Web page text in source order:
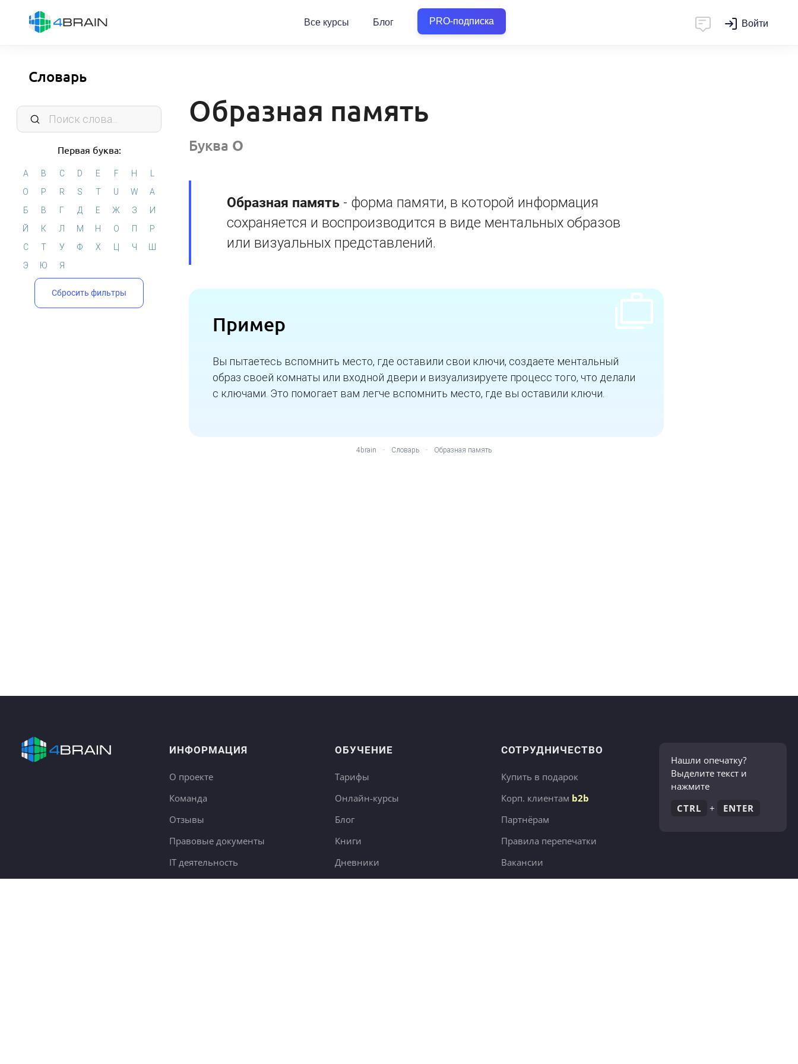
Все курсы Блог PRO-подписка Войти
Словарь
Первая буква:
A B C D E F H
L
O
P R S T U W
А
Б
В Г Д Е Ж З
И
Й
К Л М Н О П
Р
С
Т У Ф Х Ц Ч
Ш
Э
Ю Я
Сбросить фильтры
Образная память
Буква О
Образная память - форма памяти, в которой информация
сохраняется и воспроизводится в виде ментальных образов
или визуальных представлений.
Пример
Вы пытаетесь вспомнить место, где оставили свои ключи, создаете ментальный
образ своей комнаты или входной двери и визуализируете процесс того, что делали
с ключами. Это помогает вам легче вспомнить место, где вы оставили ключи.
4brain - Словарь - Образная память
ИНФОРМАЦИЯ
О проекте
Команда
Отзывы
Правовые документы
IT деятельность
ОБУЧЕНИЕ
Тарифы
Онлайн-курсы
Блог
Книги
Дневники
СОТРУДНИЧЕСТВО
Купить в подарок
Корп. клиентам b2b
Партнёрам
Правила перепечатки
Вакансии
Нашли опечатку?
Выделите текст и
нажмите
CTRL
+ ENTER